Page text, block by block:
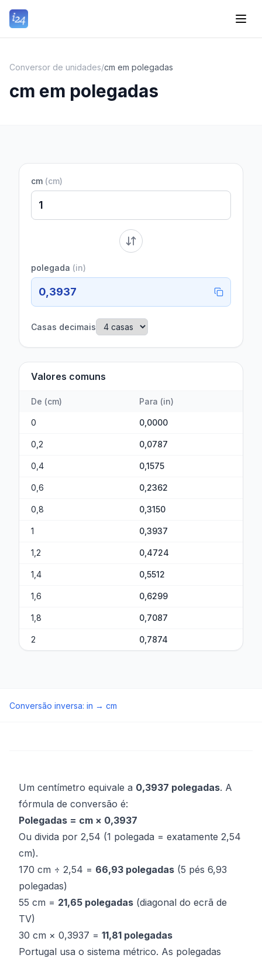
Conversor de unidades/cm em polegadas
cm em polegadas
cm (cm)
polegada (in)
0,3937
Casas decimais
Valores comuns
De (cm) Para (in)
0 0,0000
0,2 0,0787
0,4 0,1575
0,6 0,2362
0,8 0,3150
1 0,3937
1,2 0,4724
1,4 0,5512
1,6 0,6299
1,8 0,7087
2 0,7874
Conversão inversa: in → cm
Um centímetro equivale a 0,3937 polegadas. A
fórmula de conversão é:
Polegadas = cm × 0,3937
Ou divida por 2,54 (1 polegada = exatamente 2,54
cm).
170 cm ÷ 2,54 = 66,93 polegadas (5 pés 6,93
polegadas)
55 cm = 21,65 polegadas (diagonal do ecrã de
TV)
30 cm × 0,3937 = 11,81 polegadas
Portugal usa o sistema métrico. As polegadas